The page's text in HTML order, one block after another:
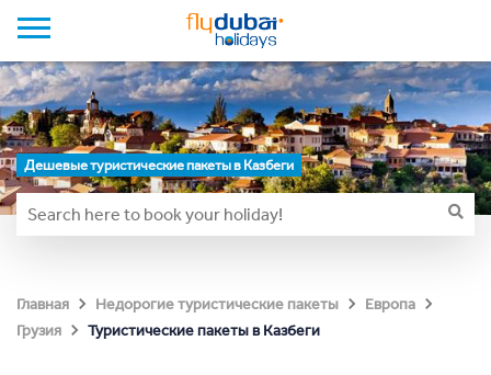
Дешевые туристические пакеты в Казбеги
Главная Недорогие туристические пакеты
Европа
Грузия
Туристические пакеты в Казбеги